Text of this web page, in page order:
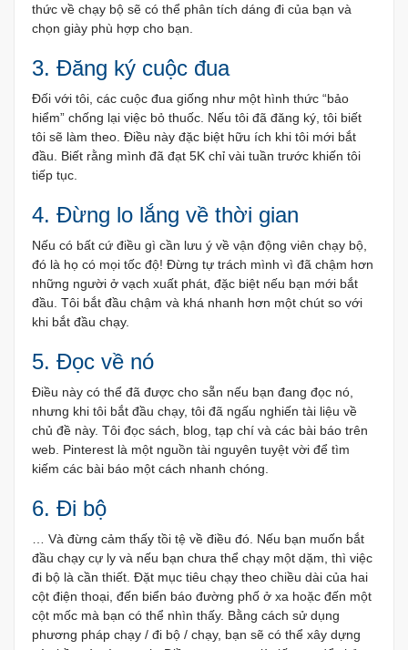
thức về chạy bộ sẽ có thể phân tích dáng đi của bạn và
chọn giày phù hợp cho bạn.
3. Đăng ký cuộc đua
Đối với tôi, các cuộc đua giống như một hình thức “bảo
hiểm” chống lại việc bỏ thuốc. Nếu tôi đã đăng ký, tôi biết
tôi sẽ làm theo. Điều này đặc biệt hữu ích khi tôi mới bắt
đầu. Biết rằng mình đã đạt 5K chỉ vài tuần trước khiến tôi
tiếp tục.
4. Đừng lo lắng về thời gian
Nếu có bất cứ điều gì cần lưu ý về vận động viên chạy bộ,
đó là họ có mọi tốc độ! Đừng tự trách mình vì đã chậm hơn
những người ở vạch xuất phát, đặc biệt nếu bạn mới bắt
đầu. Tôi bắt đầu chậm và khá nhanh hơn một chút so với
khi bắt đầu chạy.
5. Đọc về nó
Điều này có thể đã được cho sẵn nếu bạn đang đọc nó,
nhưng khi tôi bắt đầu chạy, tôi đã ngấu nghiến tài liệu về
chủ đề này. Tôi đọc sách, blog, tạp chí và các bài báo trên
web. Pinterest là một nguồn tài nguyên tuyệt vời để tìm
kiếm các bài báo một cách nhanh chóng.
6. Đi bộ
… Và đừng cảm thấy tồi tệ về điều đó. Nếu bạn muốn bắt
đầu chạy cự ly và nếu bạn chưa thể chạy một dặm, thì việc
đi bộ là cần thiết. Đặt mục tiêu chạy theo chiều dài của hai
cột điện thoại, đến biển báo đường phố ở xa hoặc đến một
cột mốc mà bạn có thể nhìn thấy. Bằng cách sử dụng
phương pháp chạy / đi bộ / chạy, bạn sẽ có thể xây dựng